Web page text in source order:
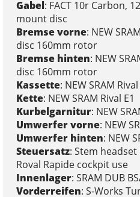
Gabel: FACT 10r Carbon,
mount disc
Bremse vorne: NEW
disc 160mm rotor
Bremse hinten: NEW
disc 160mm rotor
Kassette: NEW SRAM
Kette: NEW SRAM Rival E1
Kurbelgarnitur: NEW
Umwerfer vorne: NEW
Umwerfer hinten: NEW
Steuersatz: Stem
Roval Rapide cockpit use
Innenlager: SRAM DUB
Vorderreifen: S-Works